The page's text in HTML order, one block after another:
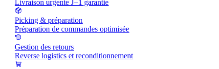
Livraison urgente J+1 garantie
Picking & préparation
Préparation de commandes optimisée
Gestion des retours
Reverse logistics et reconditionnement